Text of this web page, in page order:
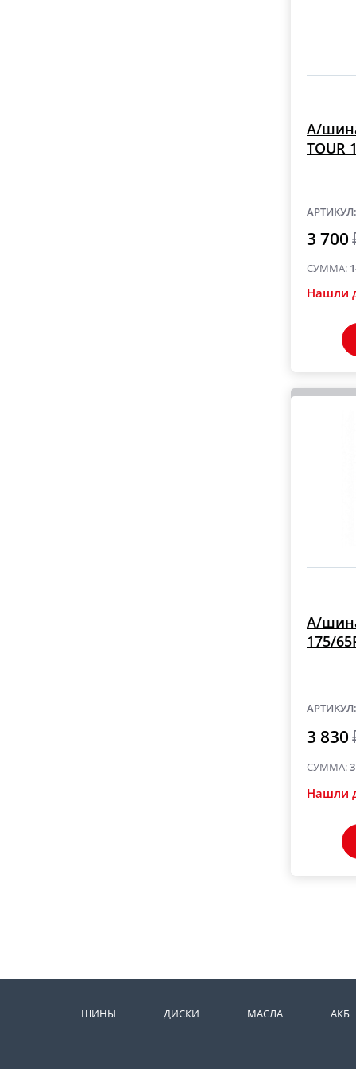
А/
TOUR
АРТИКУЛ:
3 700
СУММА:
Нашли
А/
175/
АРТИКУЛ:
3 830
СУММА:
Нашли
ШИНЫ ДИСКИ МАСЛА АКБ